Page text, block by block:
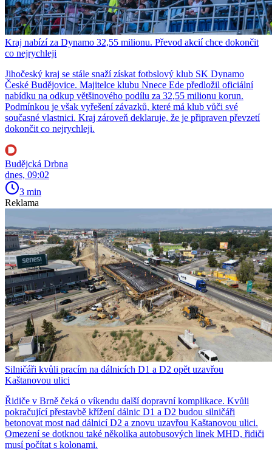
Kraj nabízí za Dynamo 32,55 milionu. Převod akcií chce dokončit
co nejrychleji
Jihočeský kraj se stále snaží získat fotbslový klub SK Dynamo
České Budějovice. Majitelce klubu Nnece Ede předložil oficiální
nabídku na odkup většinového podílu za 32,55 milionu korun.
Podmínkou je však vyřešení závazků, které má klub vůči své
současné vlastnici. Kraj zároveň deklaruje, že je připraven převzetí
dokončit co nejrychleji.
Budějcká Drbna
dnes, 09:02
3 min
Reklama
Silničáři kvůli pracím na dálnicích D1 a D2 opět uzavřou
Kaštanovou ulici
Řidiče v Brně čeká o víkendu další dopravní komplikace. Kvůli
pokračující přestavbě křížení dálnic D1 a D2 budou silničáři
betonovat most nad dálnicí D2 a znovu uzavřou Kaštanovou ulici.
Omezení se dotknou také několika autobusových linek MHD, řidiči
musí počítat s kolonami.